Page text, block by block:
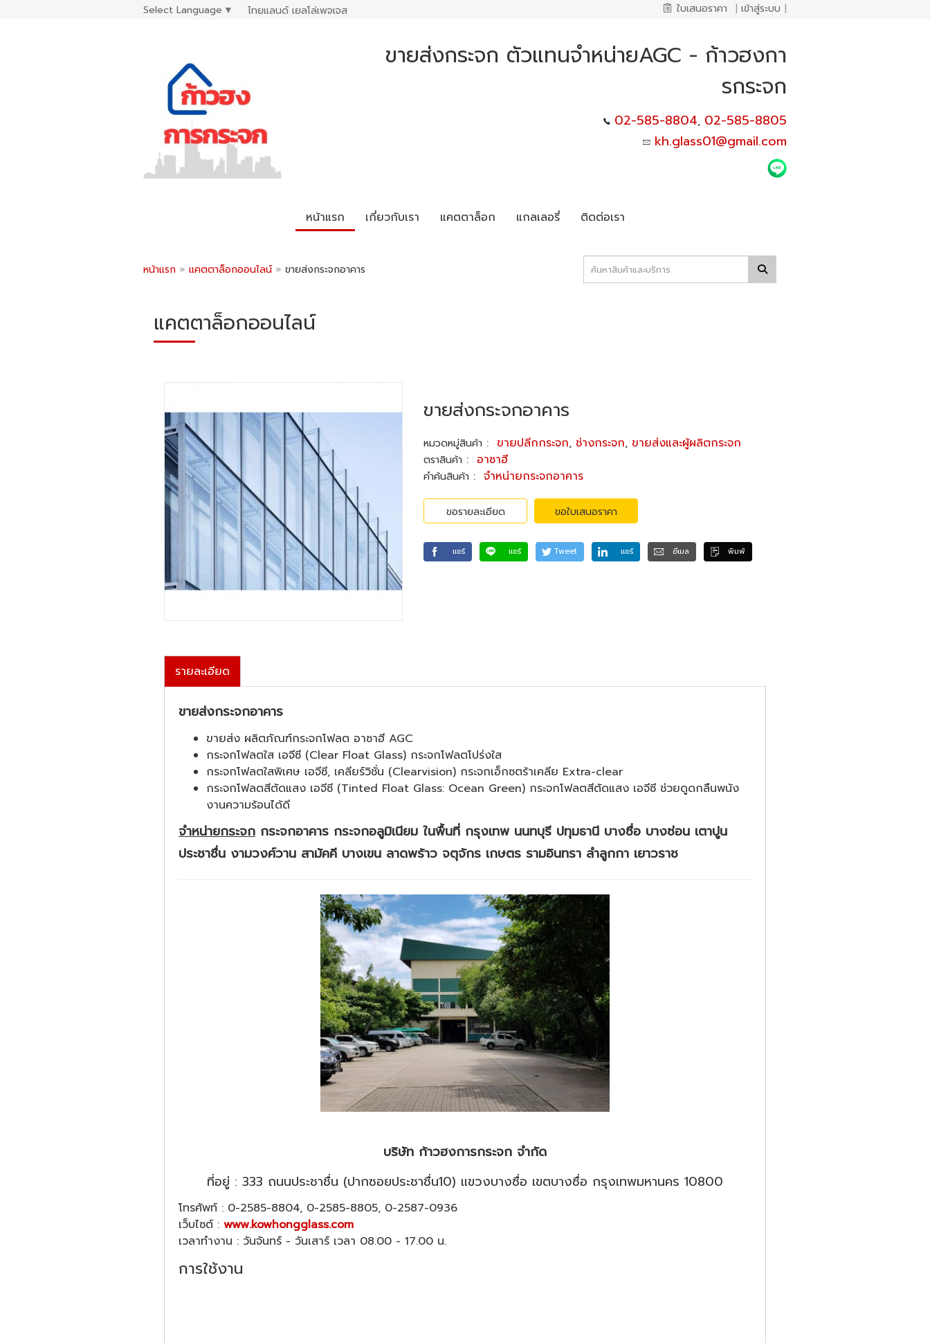
Select Language ▼ ไทยแลนด์ เยลโล่เพจเจส ใบเสนอราคา | เข้าสู่ระบบ |
ขายส่งกระจก ตัวแทนจำหน่ายAGC - ก้าวฮงกา
รกระจก
02-585-8804, 02-585-8805
kh.glass01@gmail.com
หน้าแรก เกี่ยวกับเรา แคตตาล็อก แกลเลอรี่ ติดต่อเรา
หน้าแรก » แคตตาล็อกออนไลน์ » ขายส่งกระจกอาคาร
แคตตาล็อกออนไลน์
ขายส่งกระจกอาคาร
หมวดหมู่สินค้า : ขายปลีกกระจก, ช่างกระจก, ขายส่งและผู้ผลิตกระจก
ตราสินค้า : อาซาฮี
คำค้นสินค้า : จำหน่ายกระจกอาคาร
ขอรายละเอียด ขอใบเสนอราคา
แชร์ แชร์ Tweet แชร์ อีเมล พิมพ์
รายละเอียด
ขายส่งกระจกอาคาร
ขายส่ง ผลิตภัณฑ์กระจกโฟลต อาซาฮี AGC
กระจกโฟลตใส เอจีซี (Clear Float Glass) กระจกโฟลตโปร่งใส
กระจกโฟลตใสพิเศษ เอจีซี, เคลียร์วิชั่น (Clearvision) กระจกเอ็กซตร้าเคลีย Extra-clear
กระจกโฟลตสีตัดแสง เอจีซี (Tinted Float Glass: Ocean Green) กระจกโฟลตสีตัดแสง เอจีซี ช่วยดูดกลืนพนัง
งานความร้อนได้ดี
จำหน่ายกระจก กระจกอาคาร กระจกอลูมิเนียม ในพื้นที่ กรุงเทพ นนทบุรี ปทุมธานี บางซื่อ บางซ่อน เตาปูน
ประชาชื่น งามวงศ์วาน สามัคคี บางเขน ลาดพร้าว จตุจักร เกษตร รามอินทรา ลำลูกกา เยาวราช
บริษัท ก้าวฮงการกระจก จำกัด
ที่อยู่ : 333 ถนนประชาชื่น (ปากซอยประชาชื่น10) แขวงบางซื่อ เขตบางซื่อ กรุงเทพมหานคร 10800
โทรศัพท์ : 0-2585-8804, 0-2585-8805, 0-2587-0936
เว็บไซต์ : www.kowhongglass.com
เวลาทำงาน : วันจันทร์ - วันเสาร์ เวลา 08.00 - 17.00 น.
การใช้งาน